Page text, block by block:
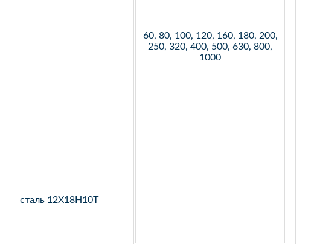
сталь 12Х18Н10Т
60, 80, 100, 120, 160, 180, 200,
250, 320, 400, 500, 630, 800,
1000